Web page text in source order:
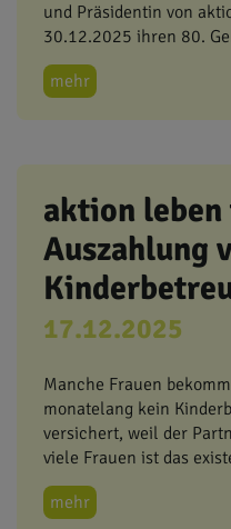
und Präsidentin von
30.12.2025 ihren 80.
mehr
aktion
Auszahlung
17.12.2025
Manche Frauen
monatelang kein
versichert, weil der
viele Frauen ist das
mehr